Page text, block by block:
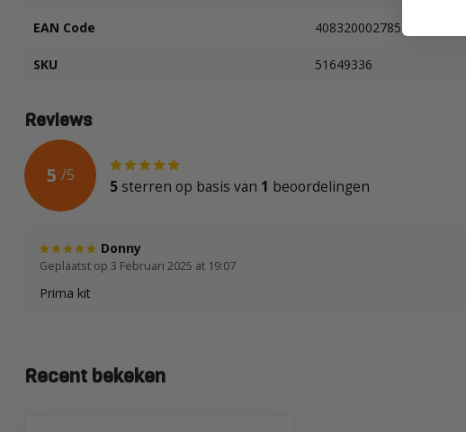
EAN Code 4083200027851
SKU 51649336
Reviews
5 /5
5 sterren op basis van 1 beoordelingen
Donny
Geplaatst op 3 Februari 2025 at 19:07
Prima kit
Recent bekeken